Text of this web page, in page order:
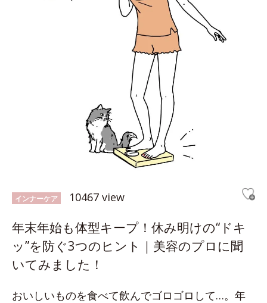
インナーケア 10467 view
年末年始も体型キープ！休み明けの“ドキ
ッ”を防ぐ3つのヒント｜美容のプロに聞
いてみました！
おいしいものを食べて飲んでゴロゴロして…。年